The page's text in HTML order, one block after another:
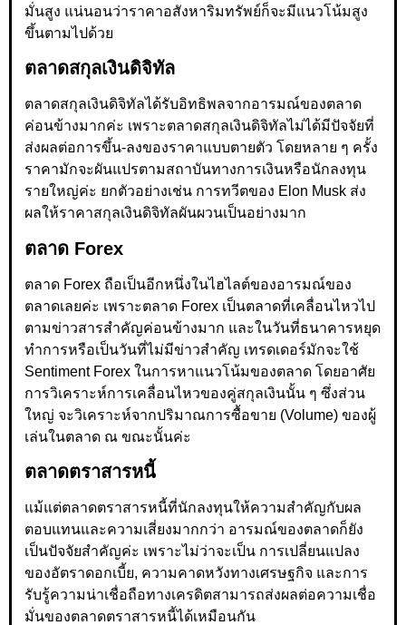
มั่นสูง แน่นอนว่าราคาอสังหาริมทรัพย์ก็จะมีแนวโน้มสูง
ขึ้นตามไปด้วย
ตลาดสกุลเงินดิจิทัล
ตลาดสกุลเงินดิจิทัลได้รับอิทธิพลจากอารมณ์ของตลาด
ค่อนข้างมากค่ะ เพราะตลาดสกุลเงินดิจิทัลไม่ได้มีปัจจัยที่
ส่งผลต่อการขึ้น-ลงของราคาแบบตายตัว โดยหลาย ๆ ครั้ง
ราคามักจะผันแปรตามสถาบันทางการเงินหรือนักลงทุน
รายใหญ่ค่ะ ยกตัวอย่างเช่น การทวีตของ Elon Musk ส่ง
ผลให้ราคาสกุลเงินดิจิทัลผันผวนเป็นอย่างมาก
ตลาด Forex
ตลาด Forex ถือเป็นอีกหนึ่งในไฮไลต์ของอารมณ์ของ
ตลาดเลยค่ะ เพราะตลาด Forex เป็นตลาดที่เคลื่อนไหวไป
ตามข่าวสารสำคัญค่อนข้างมาก และในวันที่ธนาคารหยุด
ทำการหรือเป็นวันที่ไม่มีข่าวสำคัญ เทรดเดอร์มักจะใช้
Sentiment Forex ในการหาแนวโน้มของตลาด โดยอาศัย
การวิเคราะห์การเคลื่อนไหวของคู่สกุลเงินนั้น ๆ ซึ่งส่วน
ใหญ่ จะวิเคราะห์จากปริมาณการซื้อขาย (Volume) ของผู้
เล่นในตลาด ณ ขณะนั้นค่ะ
ตลาดตราสารหนี้
แม้แต่ตลาดตราสารหนี้ที่นักลงทุนให้ความสำคัญกับผล
ตอบแทนและความเสี่ยงมากกว่า อารมณ์ของตลาดก็ยัง
เป็นปัจจัยสำคัญค่ะ เพราะไม่ว่าจะเป็น การเปลี่ยนแปลง
ของอัตราดอกเบี้ย, ความคาดหวังทางเศรษฐกิจ และการ
รับรู้ความน่าเชื่อถือทางเครดิตสามารถส่งผลต่อความเชื่อ
มั่นของตลาดตราสารหนี้ได้เหมือนกัน